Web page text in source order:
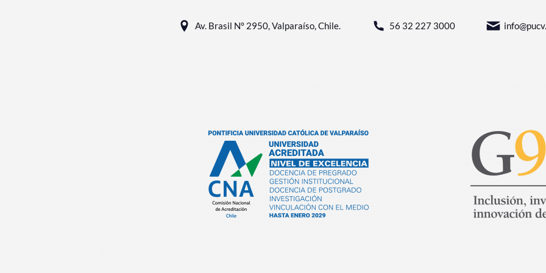
Av. Brasil N° 2950, Valparaíso, Chile. 56 32 227 3000